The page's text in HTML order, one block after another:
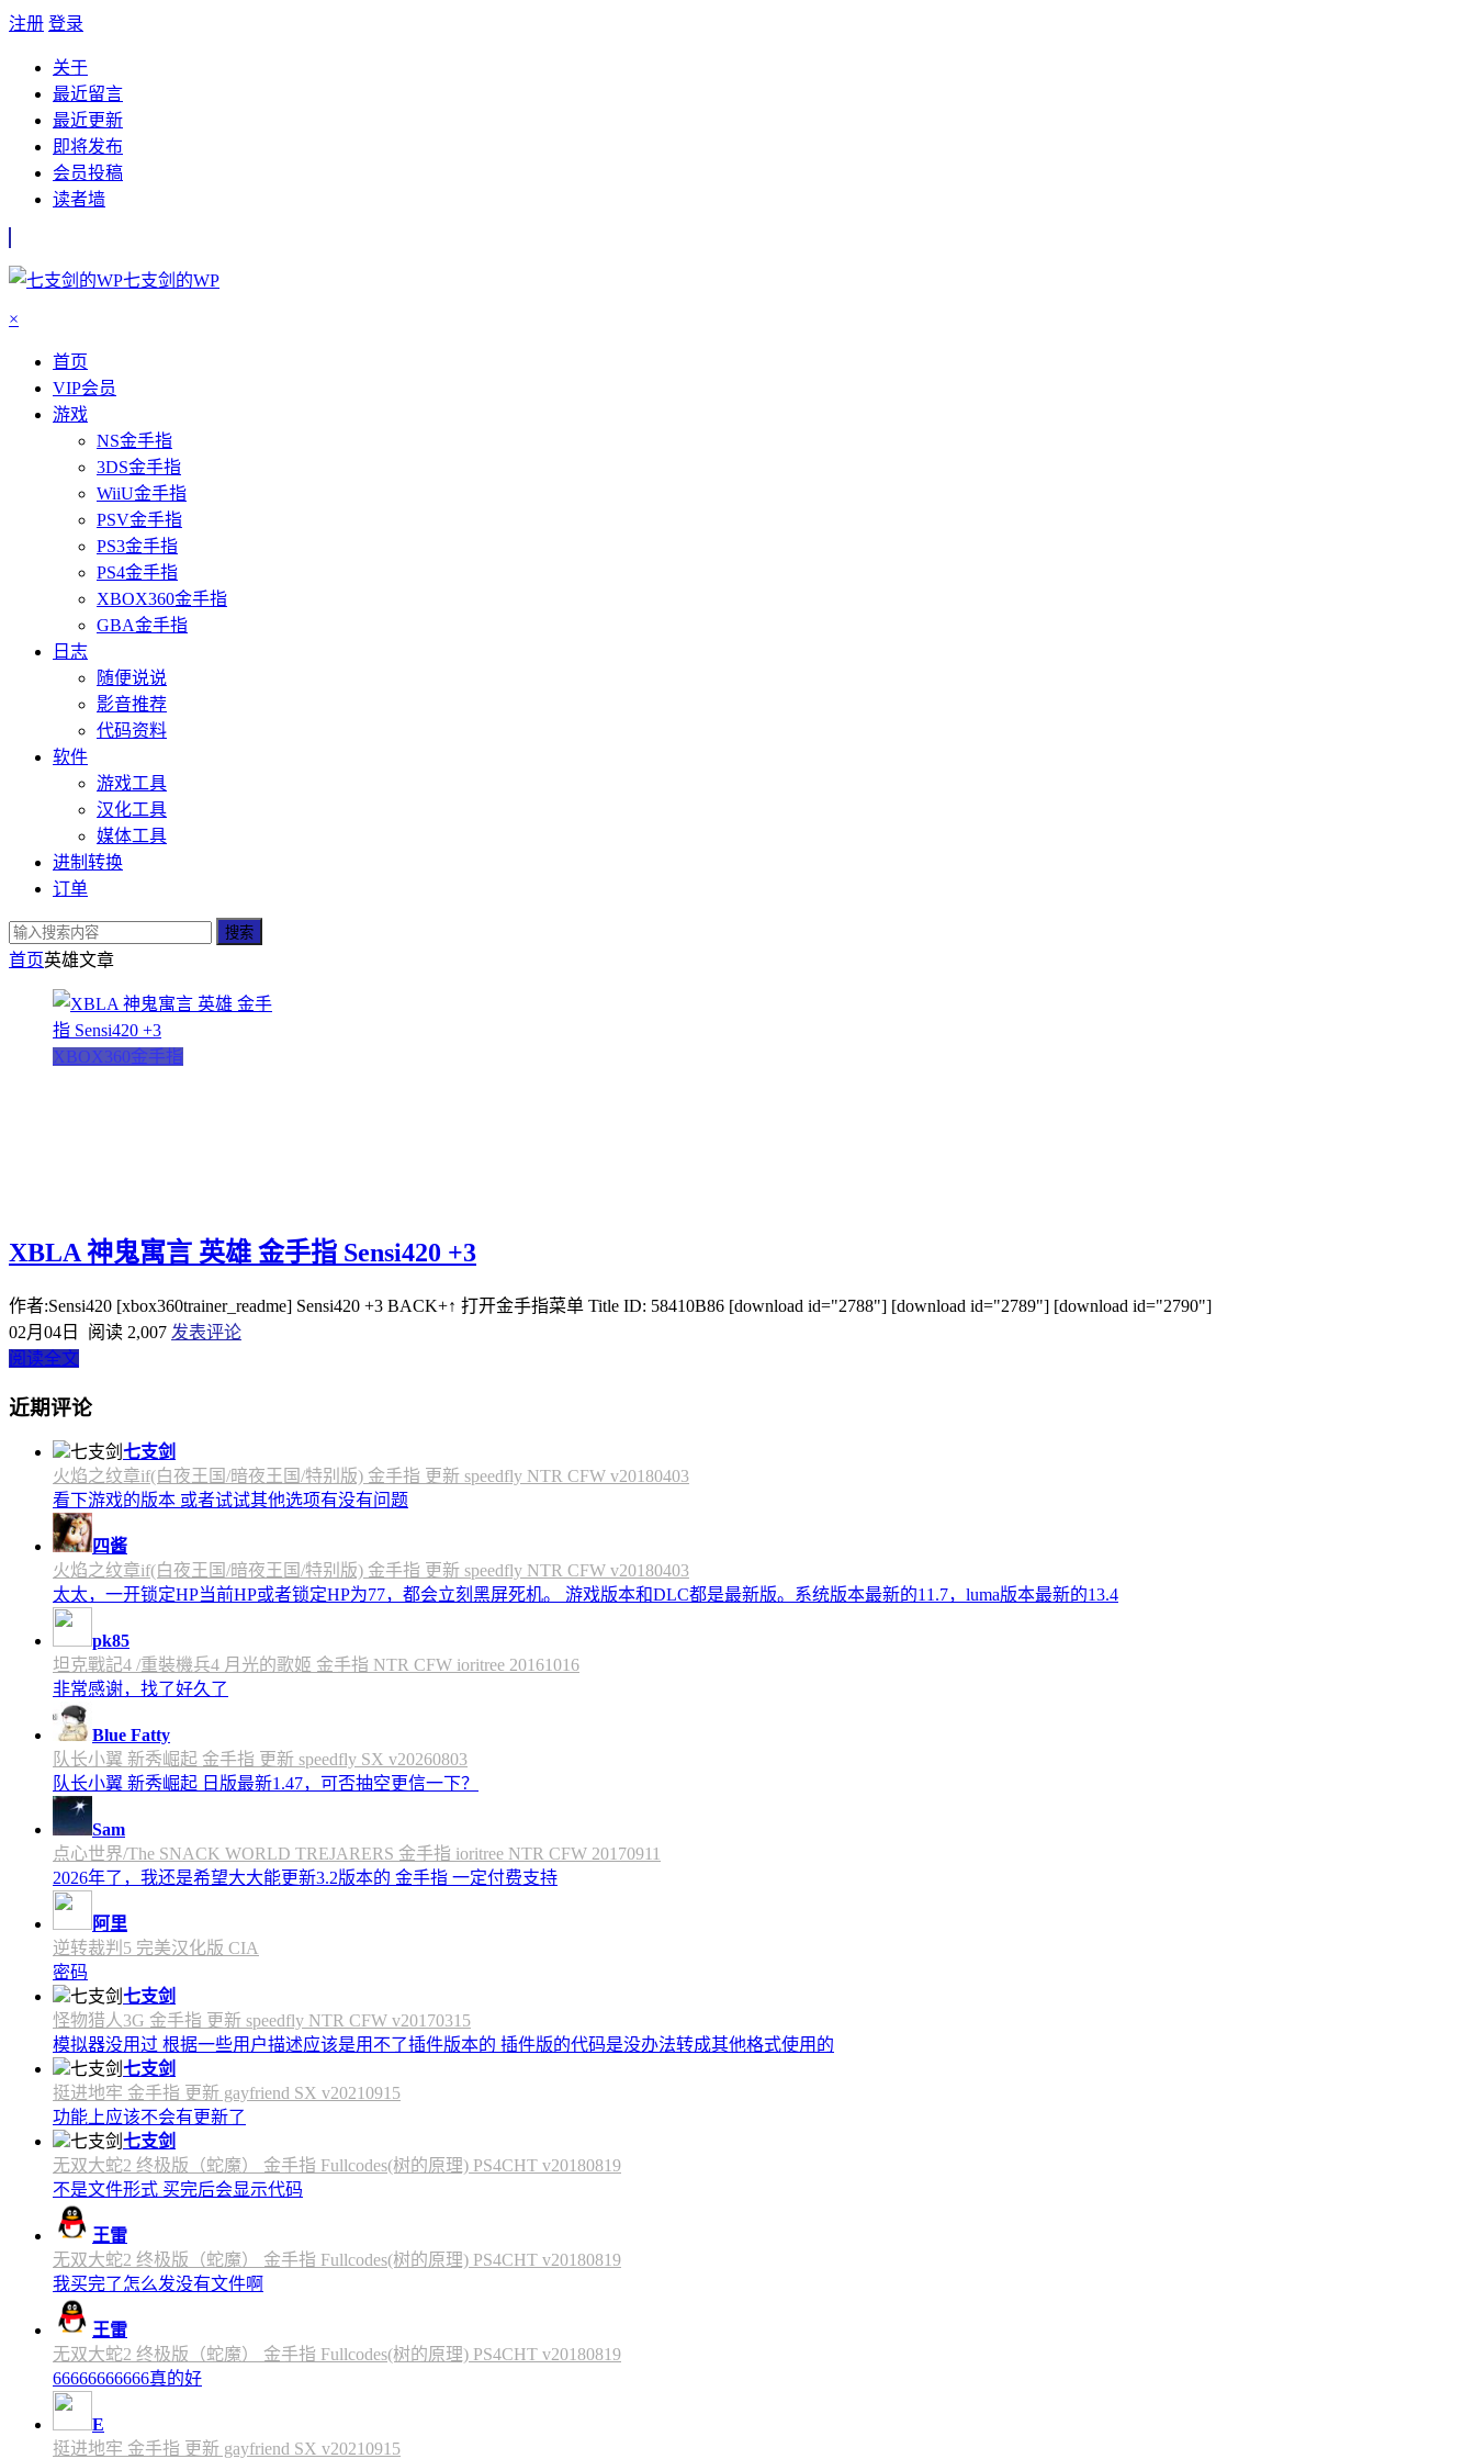
注册 登录
关于
最近留言
最近更新
即将发布
会员投稿
读者墙
七支剑的WP
×
首页
VIP会员
游戏
NS金手指
3DS金手指
WiiU金手指
PSV金手指
PS3金手指
PS4金手指
XBOX360金手指
GBA金手指
日志
随便说说
影音推荐
代码资料
软件
游戏工具
汉化工具
媒体工具
进制转换
订单
搜索
首页英雄文章
XBOX360金手指
XBLA 神鬼寓言 英雄 金手指 Sensi420 +3
作者:Sensi420 [xbox360trainer_readme] Sensi420 +3 BACK+↑ 打开金手指菜单 Title ID: 58410B86 [download id="2788"] [download id="2789"] [download id="2790"]
02月04日
阅读 2,007 发表评论
阅读全文
近期评论
七支剑
火焰之纹章if(白夜王国/暗夜王国/特别版) 金手指 更新 speedfly NTR CFW v20180403
看下游戏的版本 或者试试其他选项有没有问题
四酱
火焰之纹章if(白夜王国/暗夜王国/特别版) 金手指 更新 speedfly NTR CFW v20180403
太太，一开锁定HP当前HP或者锁定HP为77，都会立刻黑屏死机。 游戏版本和DLC都是最新版。系统版本最新的11.7，luma版本最新的13.4
pk85
坦克戰記4 /重裝機兵4 月光的歌姬 金手指 NTR CFW ioritree 20161016
非常感谢，找了好久了
Blue Fatty
队长小翼 新秀崛起 金手指 更新 speedfly SX v20260803
队长小翼 新秀崛起 日版最新1.47，可否抽空更信一下？
Sam
点心世界/The SNACK WORLD TREJARERS 金手指 ioritree NTR CFW 20170911
2026年了，我还是希望大大能更新3.2版本的 金手指 一定付费支持
阿里
逆转裁判5 完美汉化版 CIA
密码
七支剑
怪物猎人3G 金手指 更新 speedfly NTR CFW v20170315
模拟器没用过 根据一些用户描述应该是用不了插件版本的 插件版的代码是没办法转成其他格式使用的
七支剑
挺进地牢 金手指 更新 gayfriend SX v20210915
功能上应该不会有更新了
七支剑
无双大蛇2 终极版（蛇魔） 金手指 Fullcodes(树的原理) PS4CHT v20180819
不是文件形式 买完后会显示代码
王雷
无双大蛇2 终极版（蛇魔） 金手指 Fullcodes(树的原理) PS4CHT v20180819
我买完了怎么发没有文件啊
王雷
无双大蛇2 终极版（蛇魔） 金手指 Fullcodes(树的原理) PS4CHT v20180819
66666666666真的好
E
挺进地牢 金手指 更新 gayfriend SX v20210915